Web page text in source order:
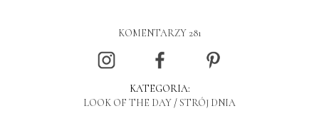
KOMENTARZY 281
KATEGORIA:
LOOK OF THE DAY/ STRÓJ DNIA